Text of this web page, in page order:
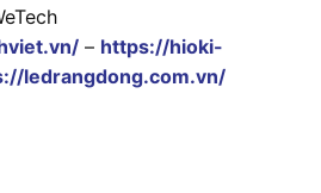
– https://hioki-
ledrangdong.com.vn/